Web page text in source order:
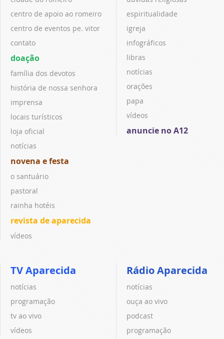
centro de apoio ao romeiro
centro de eventos pe. vitor
contato
doação
família dos devotos
história de nossa senhora
imprensa
locais turísticos
loja oficial
notícias
novena e festa
o santuário
pastoral
rainha hotéis
revista de aparecida
vídeos
espiritualidade
igreja
infográficos
libras
notícias
orações
papa
vídeos
anuncie no A12
TV Aparecida
notícias
programação
tv ao vivo
vídeos
Rádio Aparecida
notícias
ouça ao vivo
podcast
programação